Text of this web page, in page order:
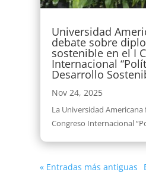
Universidad
debate sobre
sostenible en el I
Internacional
Desarrollo
Nov 24, 2025
La Universidad Americana
Congreso Internacional
« Entradas más antiguas